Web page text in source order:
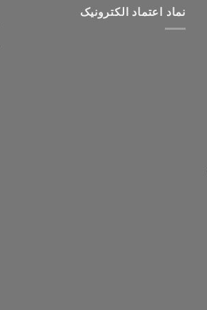
نماد اعتماد الکترونیک